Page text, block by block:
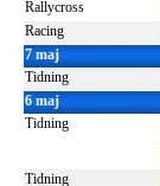
Rallycross
Racing
7 maj
Tidning
6 maj
Tidning
Tidning